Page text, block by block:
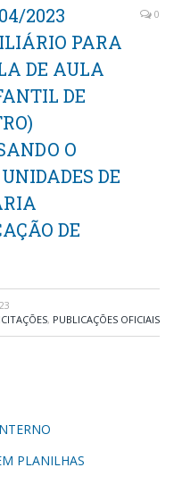
2023
PARA
DE AULA
DE
O
DE
DE
0
, PUBLICAÇÕES OFICIAIS
PLANILHAS